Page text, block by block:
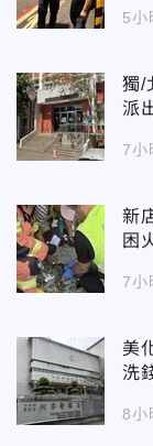
5小
獨/
派
7小
新
困
7小
美
洗
8小